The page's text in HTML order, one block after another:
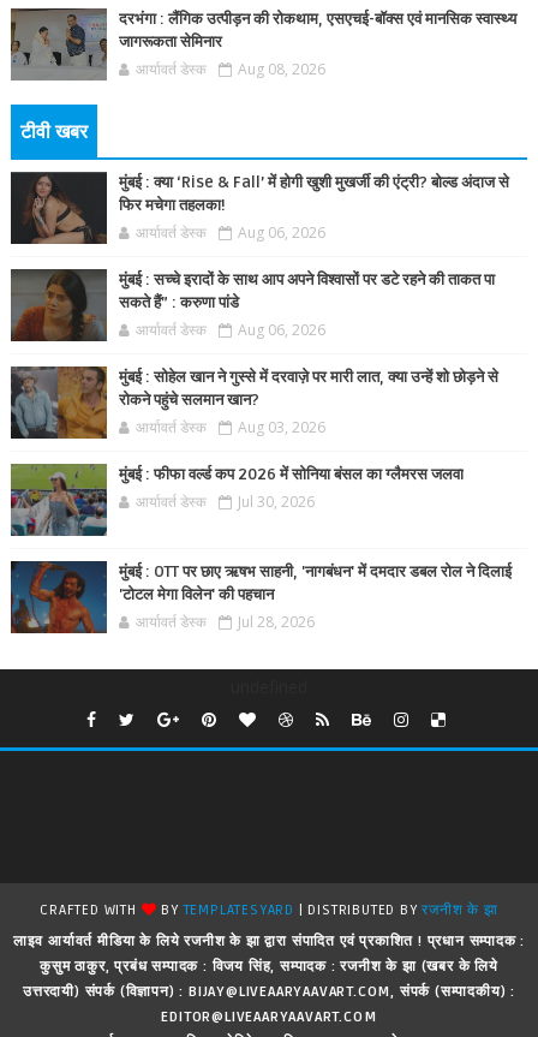
दरभंगा : लैंगिक उत्पीड़न की रोकथाम, एसएचई-बॉक्स एवं मानसिक स्वास्थ्य
जागरूकता सेमिनार
आर्यावर्त डेस्क Aug 08, 2026
टीवी खबर
मुंबई : क्या ‘Rise & Fall’ में होगी खुशी मुखर्जी की एंट्री? बोल्ड अंदाज से
फिर मचेगा तहलका!
आर्यावर्त डेस्क Aug 06, 2026
मुंबई : सच्चे इरादों के साथ आप अपने विश्वासों पर डटे रहने की ताकत पा
सकते हैं” : करुणा पांडे
आर्यावर्त डेस्क Aug 06, 2026
मुंबई : सोहेल खान ने गुस्से में दरवाज़े पर मारी लात, क्या उन्हें शो छोड़ने से
रोकने पहुंचे सलमान खान?
आर्यावर्त डेस्क Aug 03, 2026
मुंबई : फीफा वर्ल्ड कप 2026 में सोनिया बंसल का ग्लैमरस जलवा
आर्यावर्त डेस्क Jul 30, 2026
मुंबई : OTT पर छाए ऋषभ साहनी, 'नागबंधन' में दमदार डबल रोल ने दिलाई
'टोटल मेगा विलेन' की पहचान
आर्यावर्त डेस्क Jul 28, 2026
CRAFTED WITH BYTEMPLATESYARD | DISTRIBUTED BYरजनीश के झा
लाइव आर्यावर्त मीडिया के लिये रजनीश के झा द्वारा संपादित एवं प्रकाशित ! प्रधान सम्पादक :
कुसुम ठाकुर, प्रबंध सम्पादक : विजय सिंह, सम्पादक : रजनीश के झा (खबर के लिये
उत्तरदायी) संपर्क (विज्ञापन) : BIJAY@LIVEAARYAAVART.COM, संपर्क (सम्पादकीय) :
EDITOR@LIVEAARYAAVART.COM